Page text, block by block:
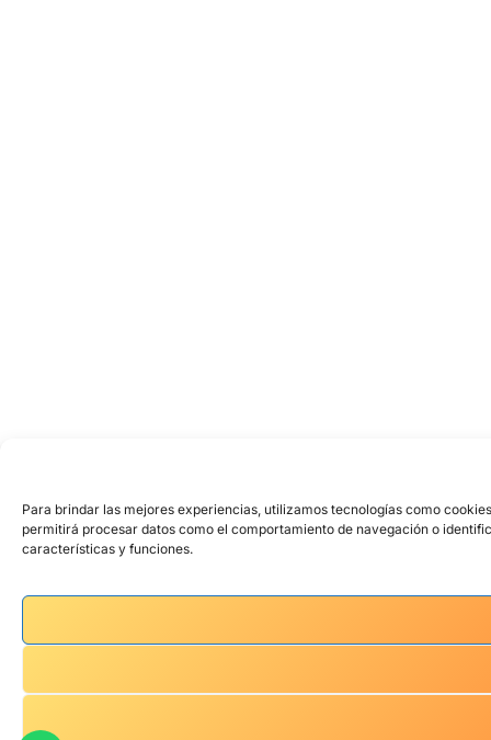
Para brindar las mejores experiencias, utilizamos tecnologías como
permitirá procesar datos como el comportamiento de navegación o
características y funciones.